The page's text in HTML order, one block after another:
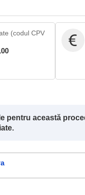
(codul CPV
pentru această